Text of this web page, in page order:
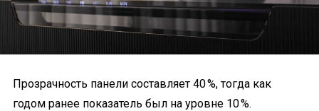
Прозрачность панели составляет 40 %, тогда как
годом ранее показатель был на уровне 10 %.